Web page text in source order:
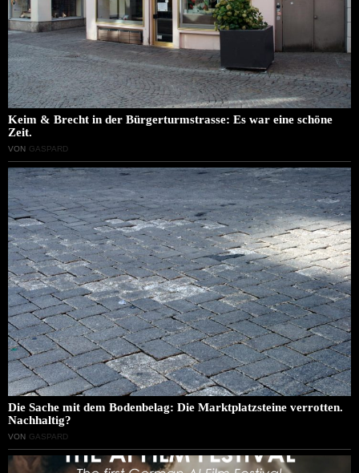
Keim & Brecht in der Bürgerturmstrasse: Es war eine schöne
Zeit.
VON GASPARD
Die Sache mit dem Bodenbelag: Die Marktplatzsteine verrotten.
Nachhaltig?
VON GASPARD